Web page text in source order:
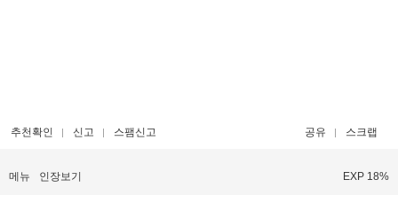
추천확인 신고 스팸신고 공유 스크랩
메뉴 인장보기 EXP 18%